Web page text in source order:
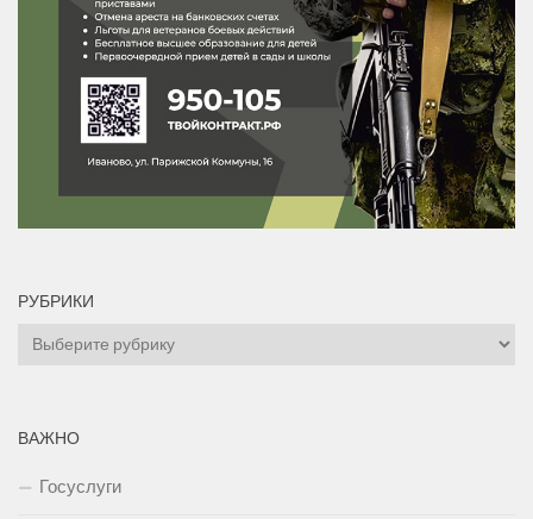
РУБРИКИ
Рубрики
ВАЖНО
Госуслуги